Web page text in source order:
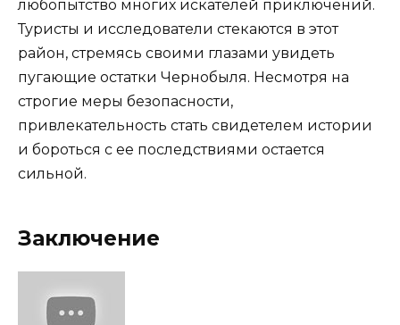
любопытство многих искателей приключений.
Туристы и исследователи стекаются в этот
район, стремясь своими глазами увидеть
пугающие остатки Чернобыля. Несмотря на
строгие меры безопасности,
привлекательность стать свидетелем истории
и бороться с ее последствиями остается
сильной.
Заключение